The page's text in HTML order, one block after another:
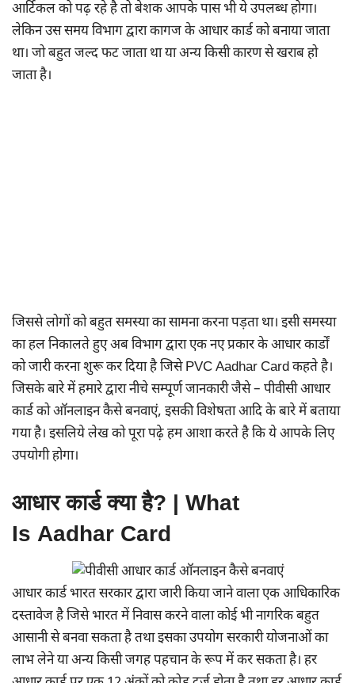
आर्टिकल को पढ़ रहे है तो बेशक आपके पास भी ये उपलब्ध होगा।
लेकिन उस समय विभाग द्वारा कागज के आधार कार्ड को बनाया जाता
था। जो बहुत जल्द फट जाता था या अन्य किसी कारण से खराब हो
जाता है।
जिससे लोगों को बहुत समस्या का सामना करना पड़ता था। इसी समस्या
का हल निकालते हुए अब विभाग द्वारा एक नए प्रकार के आधार कार्डों
को जारी करना शुरू कर दिया है जिसे PVC Aadhar Card कहते है।
जिसके बारे में हमारे द्वारा नीचे सम्पूर्ण जानकारी जैसे – पीवीसी आधार
कार्ड को ऑनलाइन कैसे बनवाएं, इसकी विशेषता आदि के बारे में बताया
गया है। इसलिये लेख को पूरा पढ़े हम आशा करते है कि ये आपके लिए
उपयोगी होगा।
आधार कार्ड क्या है? | What
Is Aadhar Card
आधार कार्ड भारत सरकार द्वारा जारी किया जाने वाला एक आधिकारिक
दस्तावेज है जिसे भारत में निवास करने वाला कोई भी नागरिक बहुत
आसानी से बनवा सकता है तथा इसका उपयोग सरकारी योजनाओं का
लाभ लेने या अन्य किसी जगह पहचान के रूप में कर सकता है। हर